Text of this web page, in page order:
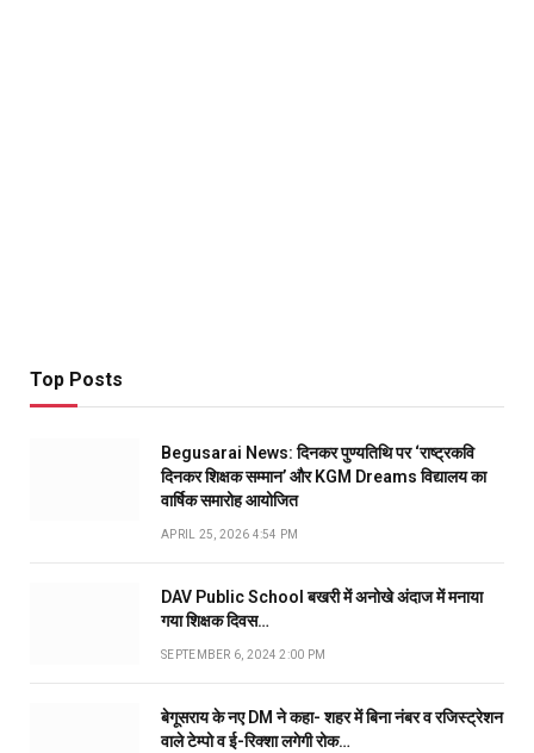
Top Posts
Begusarai News: दिनकर पुण्यतिथि पर ‘राष्ट्रकवि
दिनकर शिक्षक सम्मान’ और KGM Dreams विद्यालय का
वार्षिक समारोह आयोजित
APRIL 25, 2026 4:54 PM
DAV Public School बखरी में अनोखे अंदाज में मनाया
गया शिक्षक दिवस…
SEPTEMBER 6, 2024 2:00 PM
बेगूसराय के नए DM ने कहा- शहर में बिना नंबर व रजिस्ट्रेशन
वाले टेम्पो व ई-रिक्शा लगेगी रोक…